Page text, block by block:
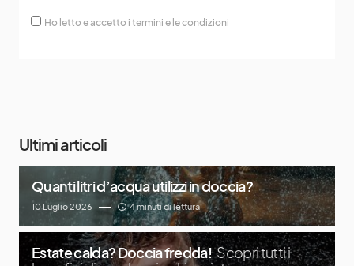
Ho letto e accetto i termini e le condizioni
Ultimi articoli
Quanti litri d’acqua utilizzi in doccia?
10 Luglio 2026 4 minuti di lettura
Estate calda? Doccia fredda! Scopri tutti i